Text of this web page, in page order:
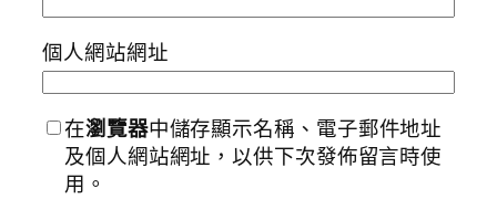
個人網站網址
在瀏覽器中儲存顯示名稱、電子郵件地址
及個人網站網址，以供下次發佈留言時使
用。